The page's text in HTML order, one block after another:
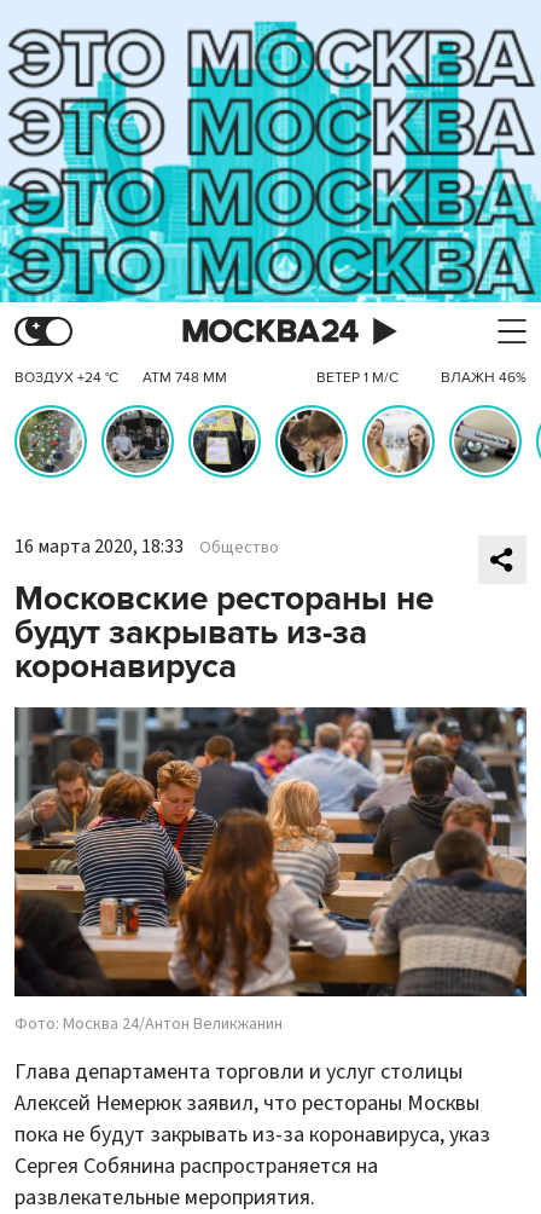
ВОЗДУХ +24 °C АТМ 748 ММ ВЕТЕР 1 М/С ВЛАЖН 46%
16 марта 2020, 18:33 Общество
Московские рестораны не
будут закрывать из-за
коронавируса
Фото: Москва 24/Антон Великжанин
Глава департамента торговли и услуг столицы
Алексей Немерюк заявил, что рестораны Москвы
пока не будут закрывать из-за коронавируса, указ
Сергея Собянина распространяется на
развлекательные мероприятия.